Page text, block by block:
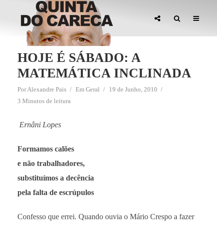
HOJE É SÁBADO: A
MATEMÁTICA INCLINADA
PorAlexandre Pais Em Geral
19 de Junho, 2010
3 Minutos de leitura
Ernâni Lopes
Formamos calões
e não trabalhadores,
substituímos a decência
pela falta de escrúpulos
Confesso que errei. Quando ouvia o Mário Crespo a fazer